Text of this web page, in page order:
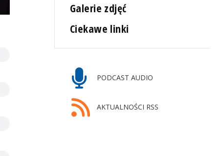
Galerie zdjęć
Ciekawe linki
PODCAST AUDIO
AKTUALNOŚCI RSS